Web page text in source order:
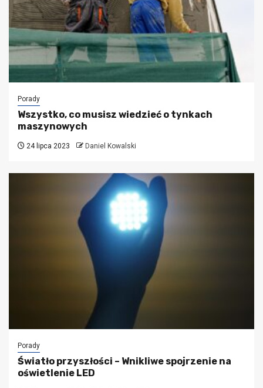
Porady
Wszystko, co musisz wiedzieć o tynkach
maszynowych
24 lipca 2023 Daniel Kowalski
Porady
Światło przyszłości – Wnikliwe spojrzenie na
oświetlenie LED